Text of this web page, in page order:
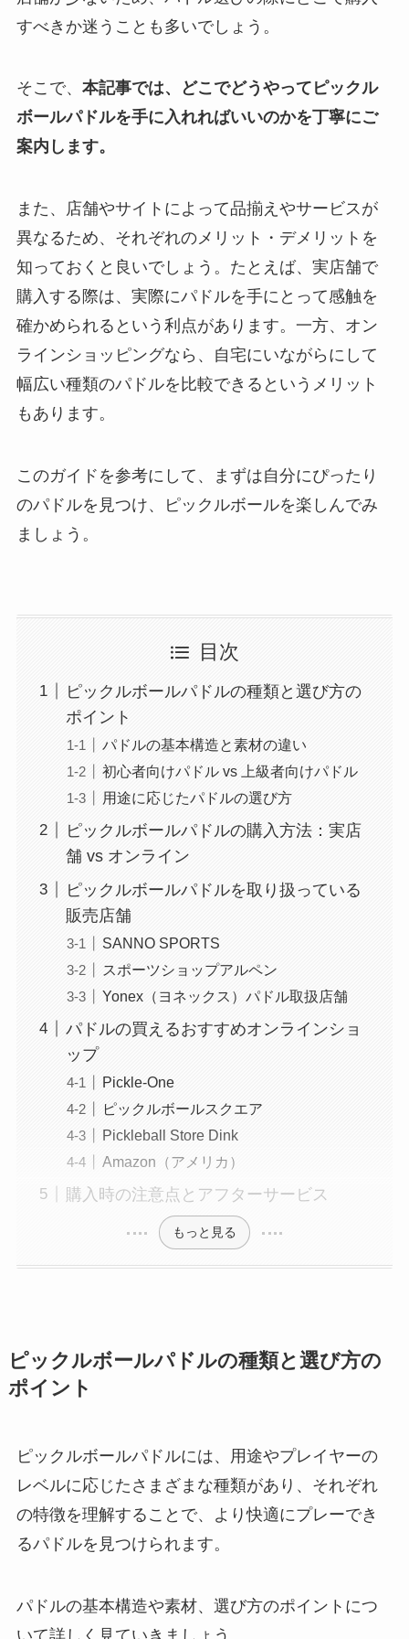
すべきか迷うことも多いでしょう。
そこで、 本記事では、どこでどうやってピックル
ボールパドルを手に入れればいいのかを丁寧にご
案内します。
また、店舗やサイトによって品揃えやサービスが
異なるため、それぞれのメリット・デメリットを
知っておくと良いでしょう。たとえば、実店舗で
購入する際は、実際にパドルを手にとって感触を
確かめられるという利点があります。一方、オン
ラインショッピングなら、自宅にいながらにして
幅広い種類のパドルを比較できるというメリット
もあります。
このガイドを参考にして、まずは自分にぴったり
のパドルを見つけ、ピックルボールを楽しんでみ
ましょう。
目次
ピックルボールパドルの種類と選び方の
ポイント
パドルの基本構造と素材の違い
初心者向けパドル vs 上級者向けパドル
用途に応じたパドルの選び方
ピックルボールパドルの購入方法：実店
舗 vs オンライン
ピックルボールパドルを取り扱っている
販売店舗
SANNO SPORTS
スポーツショップアルペン
Yonex（ヨネックス）パドル取扱店舗
パドルの買えるおすすめオンラインショ
ップ
Pickle-One
ピックルボールスクエア
Pickleball Store Dink
Amazon（アメリカ）
購入時の注意点とアフターサービス
もっと見る
ピックルボールパドルの種類と選び方の
ポイント
ピックルボールパドルには、用途やプレイヤーの
レベルに応じたさまざまな種類があり、それぞれ
の特徴を理解することで、より快適にプレーでき
るパドルを見つけられます。
パドルの基本構造や素材、選び方のポイントにつ